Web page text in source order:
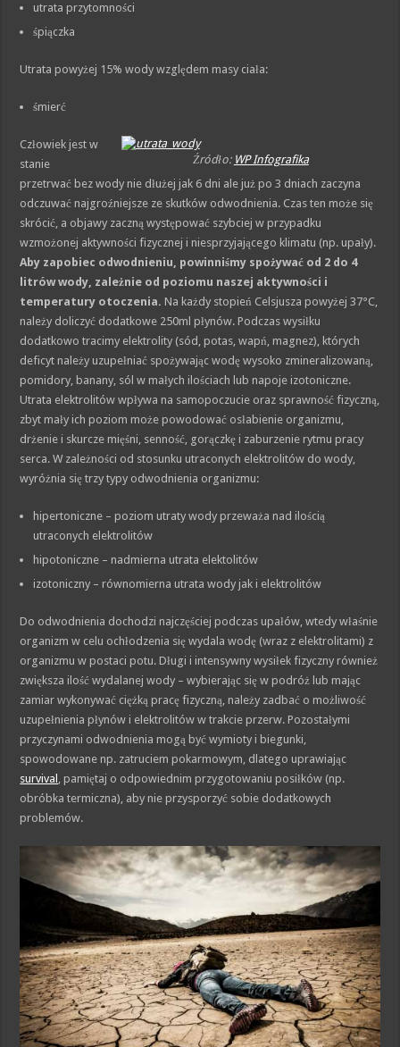
utrata przytomności
śpiączka
Utrata powyżej 15% wody względem masy ciała:
śmierć
Źródło: WP Infografika
Człowiek jest w
stanie
przetrwać bez wody nie dłużej jak 6 dni ale już po 3 dniach zaczyna
odczuwać najgroźniejsze ze skutków odwodnienia. Czas ten może się
skrócić, a objawy zaczną występować szybciej w przypadku
wzmożonej aktywności fizycznej i niesprzyjającego klimatu (np. upały).
Aby zapobiec odwodnieniu, powinniśmy spożywać od 2 do 4
litrów wody, zależnie od poziomu naszej aktywności i
temperatury otoczenia. Na każdy stopień Celsjusza powyżej 37°C,
należy doliczyć dodatkowe 250ml płynów. Podczas wysiłku
dodatkowo tracimy elektrolity (sód, potas, wapń, magnez), których
deficyt należy uzupełniać spożywając wodę wysoko zmineralizowaną,
pomidory, banany, sól w małych ilościach lub napoje izotoniczne.
Utrata elektrolitów wpływa na samopoczucie oraz sprawność fizyczną,
zbyt mały ich poziom może powodować osłabienie organizmu,
drżenie i skurcze mięśni, senność, gorączkę i zaburzenie rytmu pracy
serca. W zależności od stosunku utraconych elektrolitów do wody,
wyróżnia się trzy typy odwodnienia organizmu:
hipertoniczne – poziom utraty wody przeważa nad ilością
utraconych elektrolitów
hipotoniczne – nadmierna utrata elektolitów
izotoniczny – równomierna utrata wody jak i elektrolitów
Do odwodnienia dochodzi najczęściej podczas upałów, wtedy właśnie
organizm w celu ochłodzenia się wydala wodę (wraz z elektrolitami) z
organizmu w postaci potu. Długi i intensywny wysiłek fizyczny również
zwiększa ilość wydalanej wody – wybierając się w podróż lub mając
zamiar wykonywać ciężką pracę fizyczną, należy zadbać o możliwość
uzupełnienia płynów i elektrolitów w trakcie przerw. Pozostałymi
przyczynami odwodnienia mogą być wymioty i biegunki,
spowodowane np. zatruciem pokarmowym, dlatego uprawiając
survival , pamiętaj o odpowiednim przygotowaniu posiłków (np.
obróbka termiczna), aby nie przysporzyć sobie dodatkowych
problemów.